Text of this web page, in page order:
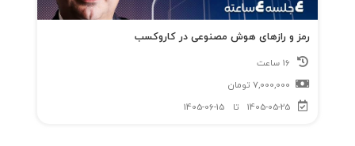
رمز و رازهای هوش مصنوعی در کاروکسب
7,000,000 تومان
1405-05-25
تا 1405-06-15